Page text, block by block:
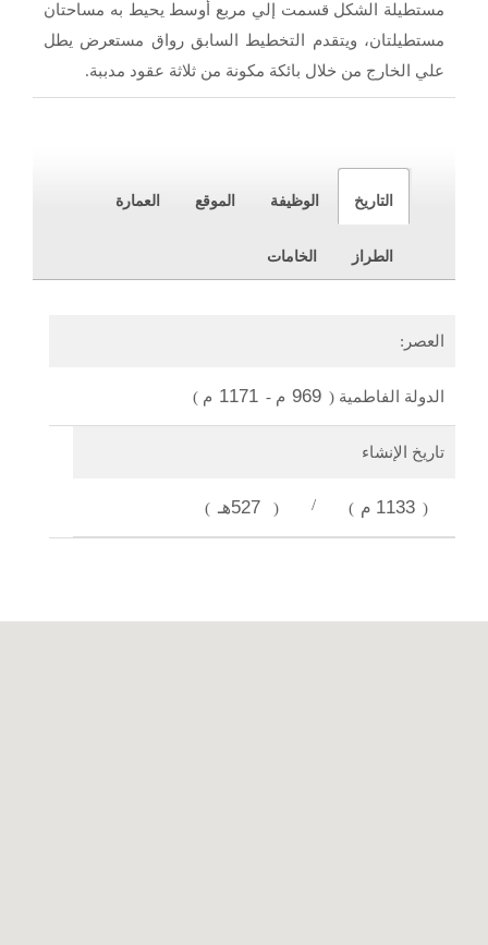
مستطيلة الشكل قسمت إلي مربع أوسط يحيط به مساحتان
مستطيلتان، ويتقدم التخطيط السابق رواق مستعرض يطل
علي الخارج من خلال بائكة مكونة من ثلاثة عقود مدببة.
التاريخ الوظيفة الموقع العمارة
الطراز الخامات
العصر:
الدولة الفاطمية (
969 م -
1171 م )
تاريخ الإنشاء
( 1133م )
/
( 527هـ )